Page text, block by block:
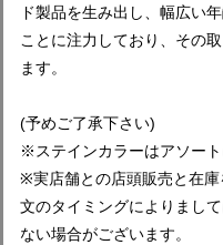
ド製品を生み出し、幅広い
ことに注力しており、その
ます。
(予めご了承下さい)
※ステインカラーはアソート
※実店舗との店頭販売と在
文のタイミングによりまし
ない場合がございます。